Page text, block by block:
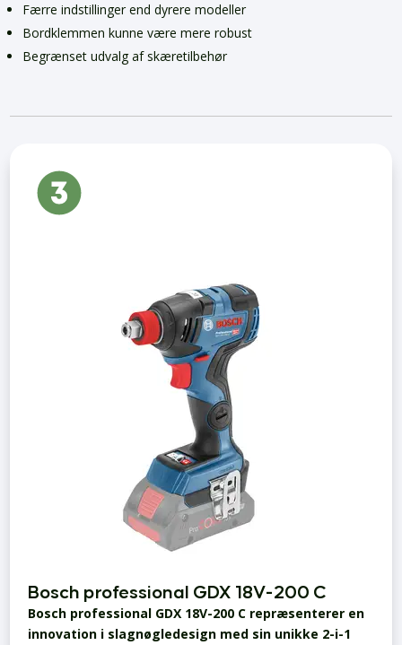
Færre indstillinger end dyrere modeller
Bordklemmen kunne være mere robust
Begrænset udvalg af skæretilbehør
Bosch professional GDX 18V-200 C
Bosch professional GDX 18V-200 C repræsenterer en
innovation i slagnøgledesign med sin unikke 2-i-1